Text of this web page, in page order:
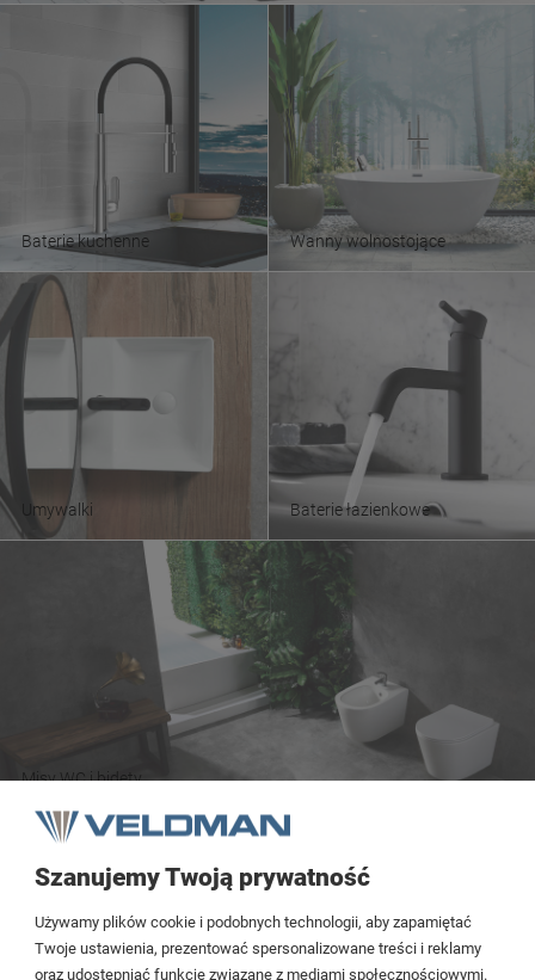
Baterie kuchenne Wanny wolnostojące
Misy WC i bidety
Umywalki Baterie łazienkowe
Cieślewskich 54
Szanujemy Twoją prywatność
Używamy plików cookie i podobnych technologii, aby zapamiętać
Twoje ustawienia, prezentować spersonalizowane treści i reklamy
oraz udostępniać funkcje związane z mediami społecznościowymi.